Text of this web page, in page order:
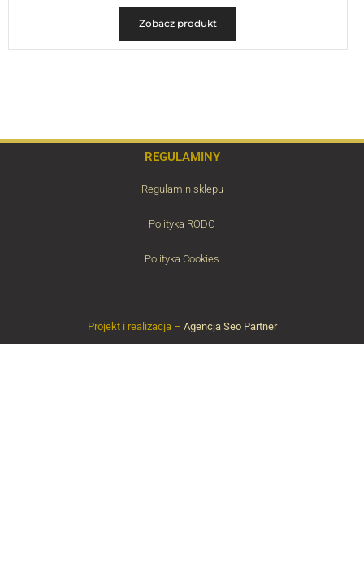
Zobacz produkt
REGULAMINY
Regulamin sklepu
Polityka RODO
Polityka Cookies
Projekt i realizacja – Agencja Seo Partner